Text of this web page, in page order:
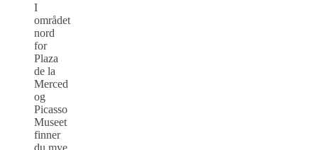
I
området
nord
for
Plaza
de la
Merced
og
Picasso
Museet
finner
du mye